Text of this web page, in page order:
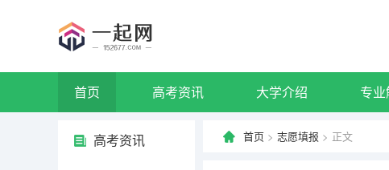
首页 高考资讯 大学介绍 专
高考资讯 首页 > 志愿填报 > 正文